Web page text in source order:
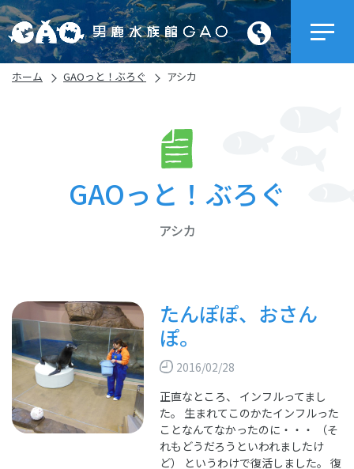
ホーム GAOっと！ぶろぐ アシカ
GAOっと！ぶろぐ
アシカ
たんぽぽ、おさん
ぽ。
2016/02/28
正直なところ、 インフルってまし
た。 生まれてこのかたインフルった
ことなんてなかったのに・・・ （そ
れもどうだろうといわれましたけ
ど） というわけで復活しました。 復